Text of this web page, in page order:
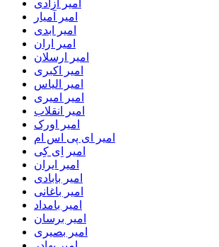
امیر آزادی
امیر آمیار
امیر ابدی
امیر اران
امیر ارسلان
امیر اکبری
امیر الیاس
امیر امیری
امیر انقلاب
امیر اورک
امیر ای پی اس ام
امیر اِی کِی
امیر ایران
امیر بابادی
امیر باغانی
امیر بامداد
امیر برسان
امیر بصیری